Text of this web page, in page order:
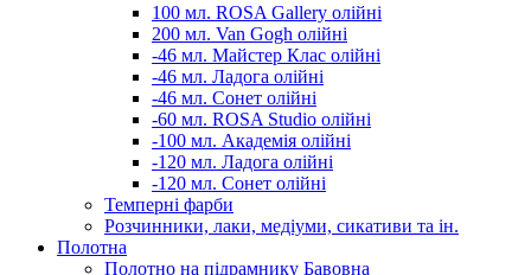
100 мл. ROSA Gallery олійні
200 мл. Van Gogh олійні
-46 мл. Майстер Клас олійні
-46 мл. Ладога олійні
-46 мл. Сонет олійні
-60 мл. ROSA Studio олійні
-100 мл. Академія олійні
-120 мл. Ладога олійні
-120 мл. Сонет олійні
Темперні фарби
Розчинники, лаки, медіуми, сикативи та ін.
Полотна
Полотно на підрамнику Бавовна